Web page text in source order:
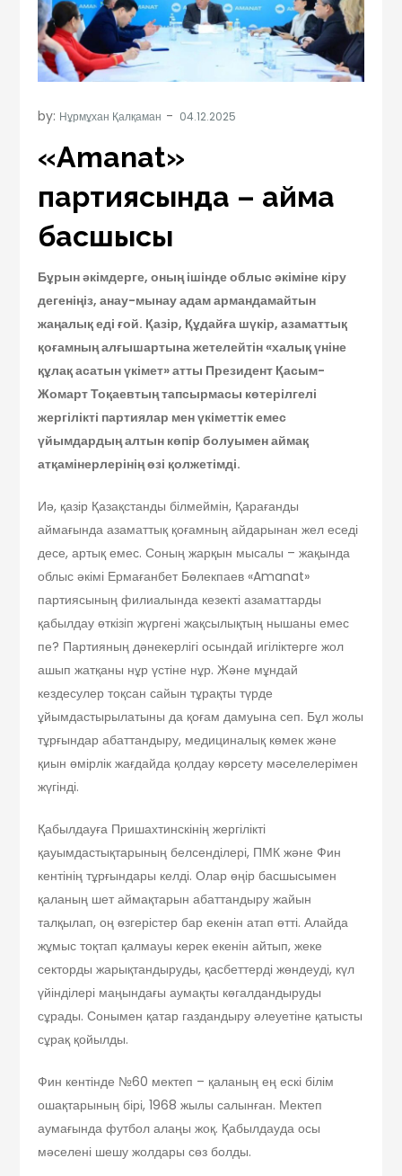
by: Нұрмұхан Қалқаман
«Amanat»
партиясында – аймақ
басшысы
Бұрын әкімдерге, оның ішінде облыс әкіміне кіру
дегеніңіз, анау-мынау адам армандамайтын
жаңалық еді ғой. Қазір, Құдайға шүкір, азаматтық
қоғамның алғышартына жетелейтін «халық үніне
құлақ асатын үкімет» атты Президент Қасым-
Жомарт Тоқаевтың тапсырмасы көтерілгелі
жергілікті партиялар мен үкіметтік емес
үйымдардың алтын көпір болуымен аймақ
атқамінерлерінің өзі қолжетімді.
Иә, қазір Қазақстанды білмеймін, Қарағанды
аймағында азаматтық қоғамның айдарынан жел еседі
десе, артық емес. Соның жарқын мысалы – жақында
облыс әкімі Ермағанбет Бөлекпаев «Amanat»
партиясының филиалында кезекті азаматтарды
қабылдау өткізіп жүргені жақсылықтың нышаны емес
пе? Партияның дәнекерлігі осындай игіліктерге жол
ашып жатқаны нұр үстіне нұр. Және мұндай
кездесулер тоқсан сайын тұрақты түрде
ұйымдастырылатыны да қоғам дамуына сеп. Бұл жолы
тұрғындар абаттандыру, медициналық көмек және
қиын өмірлік жағдайда қолдау көрсету мәселелерімен
жүгінді.
Қабылдауға Пришахтинскінің жергілікті
қауымдастықтарының белсенділері, ПМК және Фин
кентінің тұрғындары келді. Олар өңір басшысымен
қаланың шет аймақтарын абаттандыру жайын
талқылап, оң өзгерістер бар екенін атап өтті. Алайда
жұмыс тоқтап қалмауы керек екенін айтып, жеке
секторды жарықтандыруды, қасбеттерді жөндеуді, күл
үйінділері маңындағы аумақты көгалдандыруды
сұрады. Сонымен қатар газдандыру әлеуетіне қатысты
сұрақ қойылды.
Фин кентінде №60 мектеп – қаланың ең ескі білім
ошақтарының бірі, 1968 жылы салынған. Мектеп
аумағында футбол алаңы жоқ. Қабылдауда осы
мәселені шешу жолдары сөз болды.